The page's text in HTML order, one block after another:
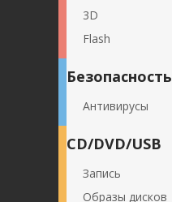
3D
Flash
Безопасность
Антивирусы
CD/DVD/USB
Запись
Образы дисков